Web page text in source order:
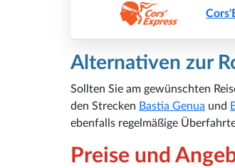
Alternativen zur
Sollten Sie am gewünschten
den Strecken Bastia Genua und
ebenfalls regelmäßige
Preise und